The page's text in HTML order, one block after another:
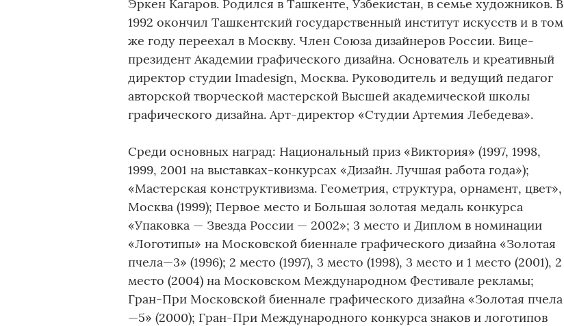
Эркен Кагаров. Родился в Ташкенте, Узбекистан, в семье художников. В
1992 окончил Ташкентский государственный институт искусств и в том
же году переехал в Москву. Член Союза дизайнеров России. Вице-
президент Академии графического дизайна. Основатель и креативный
директор студии Imadesign, Москва. Руководитель и ведущий педагог
авторской творческой мастерской Высшей академической школы
графического дизайна. Арт-директор «Студии Артемия Лебедева».
Среди основных наград: Национальный приз «Виктория» (1997, 1998,
1999, 2001 на выставках-конкурсах «Дизайн. Лучшая работа года»);
«Мастерская конструктивизма. Геометрия, структура, орнамент, цвет»,
Москва (1999); Первое место и Большая золотая медаль конкурса
«Упаковка — Звезда России — 2002»; 3 место и Диплом в номинации
«Логотипы» на Московской биеннале графического дизайна «Золотая
пчела—3» (1996); 2 место (1997), 3 место (1998), 3 место и 1 место (2001), 2
место (2004) на Московском Международном Фестивале рекламы;
Гран-При Московской биеннале графического дизайна «Золотая пчела
—5» (2000); Гран-При Международного конкурса знаков и логотипов